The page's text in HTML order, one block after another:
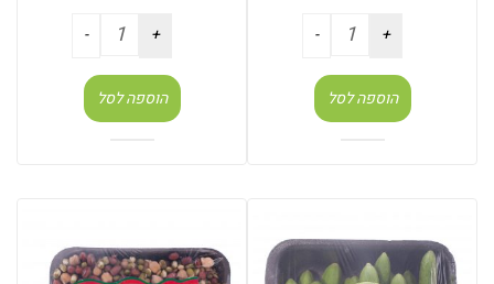
הוספה לסל הוספה לסל